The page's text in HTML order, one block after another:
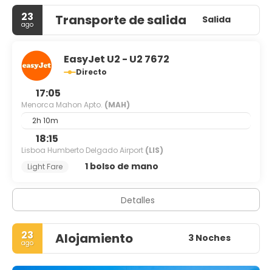
23
ago Transporte de salida Salida
EasyJet U2 - U2 7672
Directo
17:05
Menorca Mahon Apto. (MAH)
2h 10m
18:15
Lisboa Humberto Delgado Airport (LIS)
Light Fare
1 bolso de mano
Detalles
23
ago Alojamiento 3 Noches